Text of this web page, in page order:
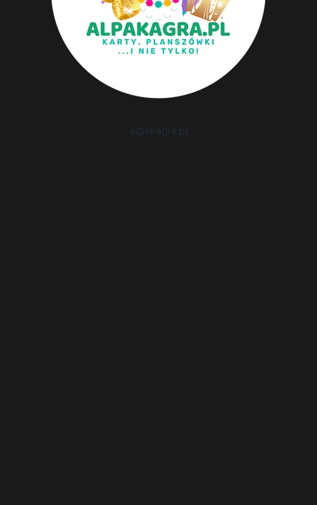
alpakagra.pl